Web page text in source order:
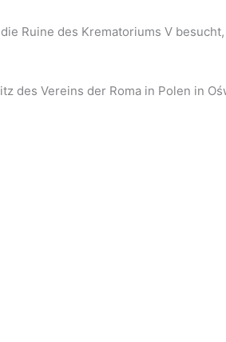
Ruine des Krematoriums V
des Vereins der Roma in Polen in